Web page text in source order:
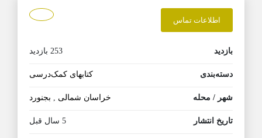
اطلاعات تماس
بازدید 253 بازدید
دسته‌بندی کتابهای کمک‌درسی
شهر / محله خراسان شمالی , بجنورد
تاریخ انتشار 5 سال قبل